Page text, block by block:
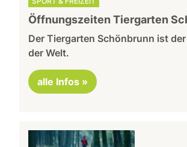
Öffnungszeiten Tiergarten
Der Tiergarten Schönbrunn ist
der Welt.
alle Infos »